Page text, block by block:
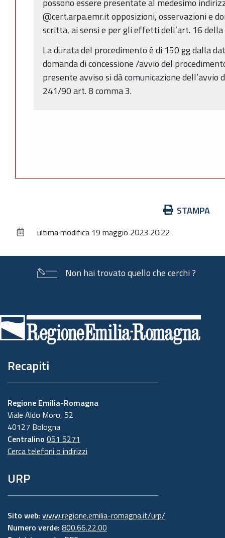
@cert.arpa.emr.it opposizioni, osservazioni e
scritta, ai sensi e per gli effetti dell’art. 16 della
La durata del procedimento è di 150 gg dalla
domanda di concessione /avvio del
presente avviso si dà comunicazione dell’avvio
241/90 art. 8 comma 3.
documento
STAMPA
ultima modifica 19 maggio 2023 20:22
Non hai trovato quello che cerchi ?
di
pagina
Recapiti
Regione Emilia-Romagna
Viale Aldo Moro, 52
40127 Bologna
Centralino 051 5271
Cerca telefoni o indirizzi
URP
Sito web: www.regione.emilia-romagna.it/urp/
Numero verde: 800.66.22.00